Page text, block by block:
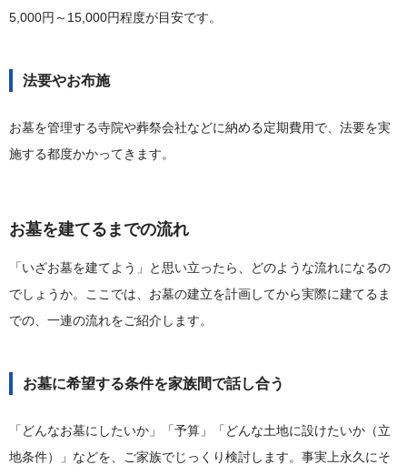
5,000円～15,000円程度が目安です。
法要やお布施
お墓を管理する寺院や葬祭会社などに納める定期費用で、法要を実
施する都度かかってきます。
お墓を建てるまでの流れ
「いざお墓を建てよう」と思い立ったら、どのような流れになるの
でしょうか。ここでは、お墓の建立を計画してから実際に建てるま
での、一連の流れをご紹介します。
お墓に希望する条件を家族間で話し合う
「どんなお墓にしたいか」「予算」「どんな土地に設けたいか（立
地条件）」などを、ご家族でじっくり検討します。事実上永久にそ